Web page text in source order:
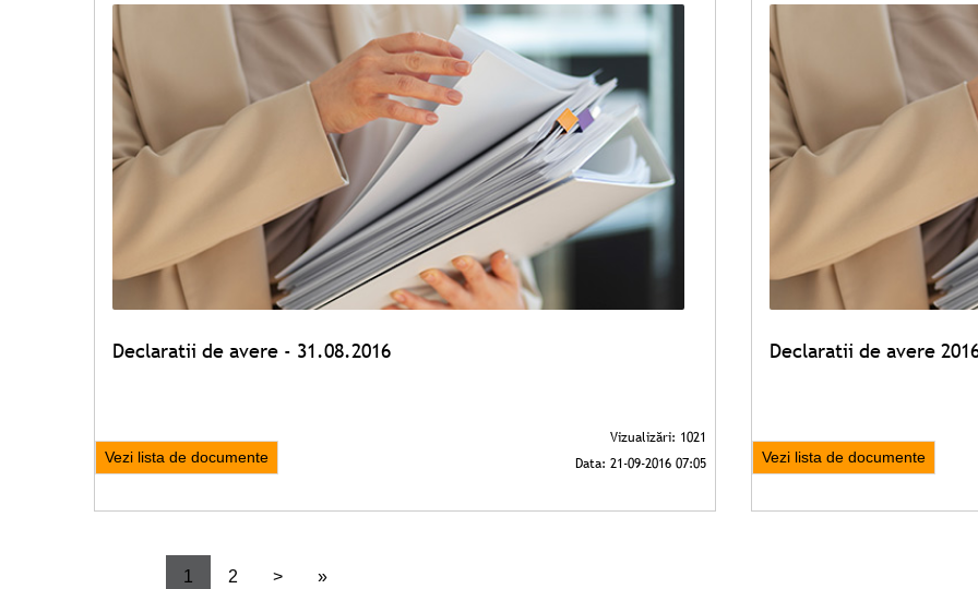
Declaratii de avere - 31.08.2016
Vezi lista de documente
Declaratii de avere
Vezi lista de documente
1 2 > »